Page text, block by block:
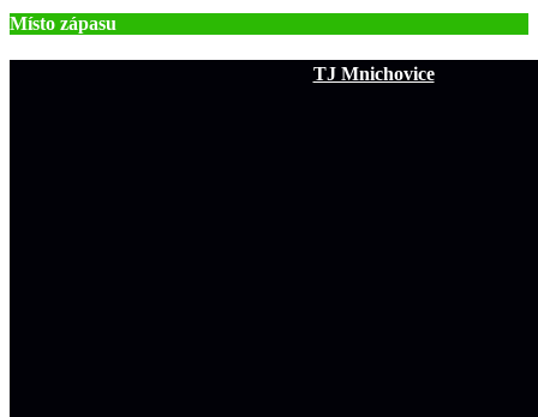
Místo zápasu
TJ Mnichovice